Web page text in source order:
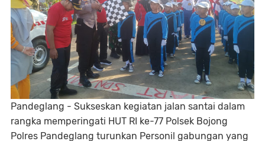
Pandeglang - Sukseskan kegiatan jalan santai dalam
rangka memperingati HUT RI ke-77 Polsek Bojong
Polres Pandeglang turunkan Personil gabungan yang